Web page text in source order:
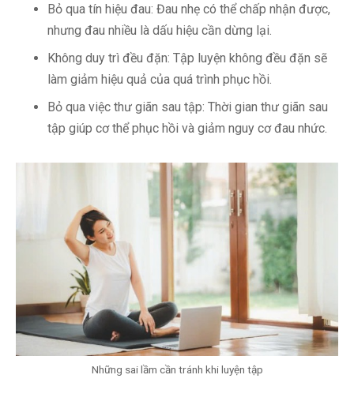
Bỏ qua tín hiệu đau: Đau nhẹ có thể chấp nhận được,
nhưng đau nhiều là dấu hiệu cần dừng lại.
Không duy trì đều đặn: Tập luyện không đều đặn sẽ
làm giảm hiệu quả của quá trình phục hồi.
Bỏ qua việc thư giãn sau tập: Thời gian thư giãn sau
tập giúp cơ thể phục hồi và giảm nguy cơ đau nhức.
Những sai lầm cần tránh khi luyện tập